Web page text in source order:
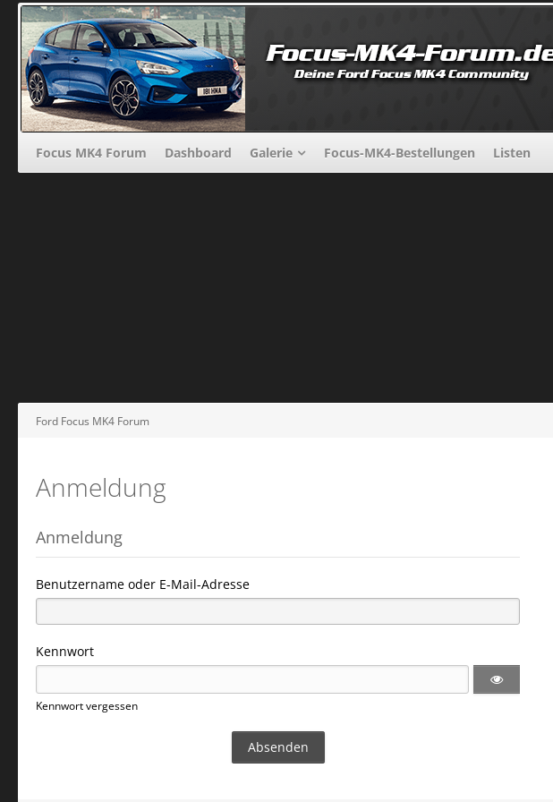
Focus MK4 Forum Dashboard Galerie Focus-MK4-Bestellungen Listen
Ford Focus MK4 Forum
Anmeldung
Anmeldung
Benutzername oder E-Mail-Adresse
Kennwort
Kennwort vergessen